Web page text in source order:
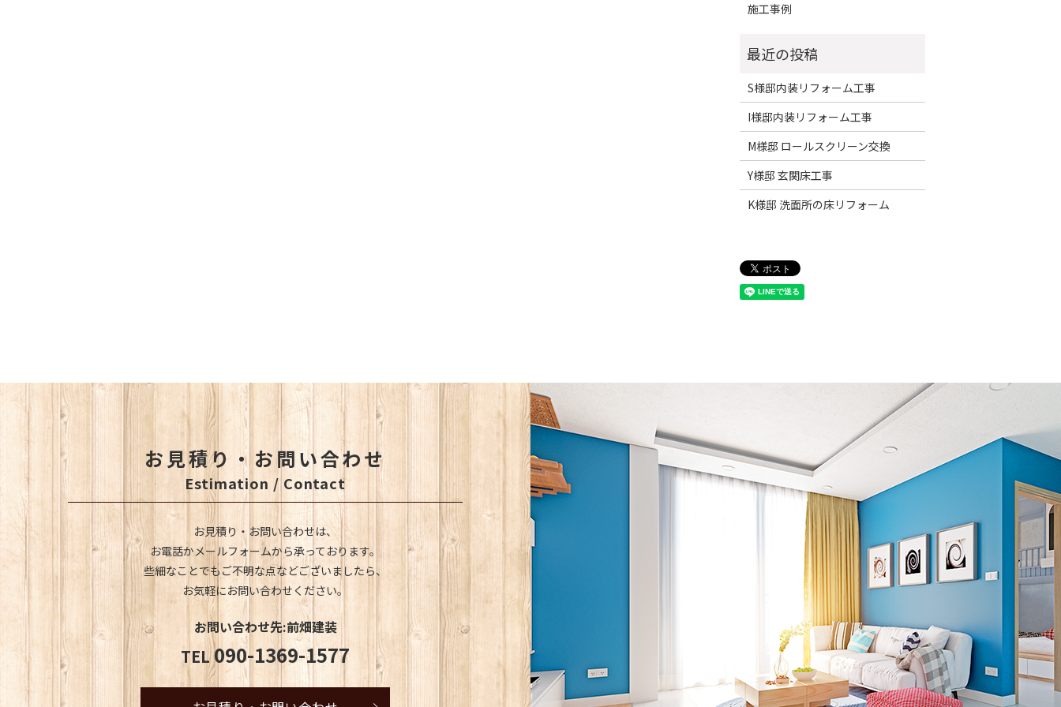
施工事例
S様邸内装リフォーム工事
I様邸内装リフォーム工事
M様邸 ロールスクリーン交換
Y様邸 玄関床工事
K様邸 洗面所の床リフォーム
お見積り・お問い合わせ
Estimation / Contact
お見積り・お問い合わせは、
お電話かメールフォームから承っております。
些細なことでもご不明な点などございましたら、
お気軽にお問い合わせください。
お問い合わせ先:前畑建装
TEL090-1369-1577